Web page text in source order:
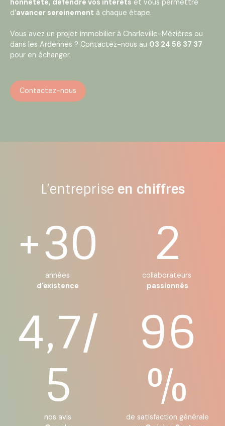
d’avancer sereinement à chaque étape.
Vous avez un projet immobilier à Charleville-Mézières ou
dans les Ardennes ? Contactez-nous au 03 24 56 37 37
pour en échanger.
Contactez-nous
L’entreprise en chiffres
+30
années
d'existence
2
collaborateurs
passionnés
4,7/
5
nos avis
96
%
de satisfaction générale